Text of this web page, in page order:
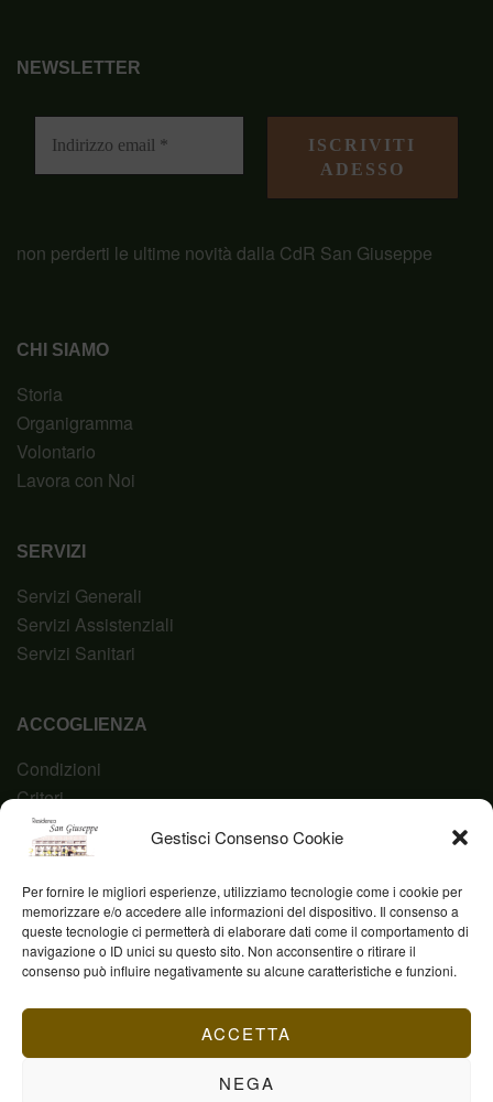
Gestisci Consenso Cookie
Per fornire le migliori esperienze, utilizziamo tecnologie come i cookie per
memorizzare e/o accedere alle informazioni del dispositivo. Il consenso a
queste tecnologie ci permetterà di elaborare dati come il comportamento di
navigazione o ID unici su questo sito. Non acconsentire o ritirare il
consenso può influire negativamente su alcune caratteristiche e funzioni.
ACCETTA
NEGA
CHI SIAMO
Storia
Organigramma
Volontario
Lavora con Noi
SERVIZI
Servizi Generali
Servizi Assistenziali
Servizi Sanitari
ACCOGLIENZA
Condizioni
Criteri
Domanda
Codice Etico
NEWSLETTER
non perderti le ultime novità dalla CdR San Giuseppe
Fond. Casa San Giuseppe ETS © 2023 | P.IVA